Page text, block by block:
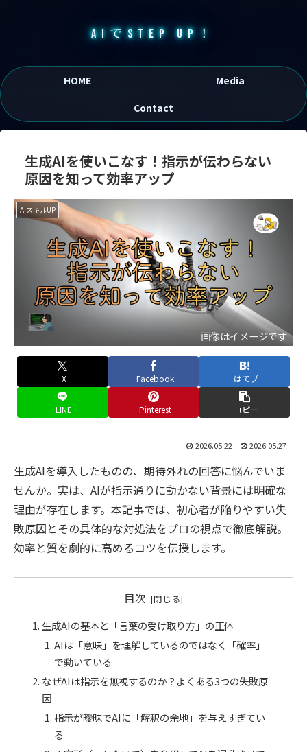
AIでSTEP UP！
HOME
Media
Contact
生成AIを使いこなす！指示が伝わらない
原因を知って効率アップ
AIスキルUP
画像はイメージです
X Facebook はてブ
LINE Pinterest コピー
2026.05.22 2026.05.27
生成AIを導入したものの、期待外れの回答に悩んでいま
せんか。実は、AIが指示通りに動かない背景には明確な
理由が存在します。本記事では、初心者が陥りやすい失
敗原因とその具体的な対処法をプロの視点で徹底解説。
効率と質を劇的に高めるコツを伝授します。
目次
生成AIの基本と「言葉の受け取り方」の正体
AIは「意味」を理解しているのではなく「確率」
で動いている
なぜAIは指示を無視するのか？よくある3つの失敗原
因
指示が曖昧でAIに「解釈の余地」を与えすぎてい
る